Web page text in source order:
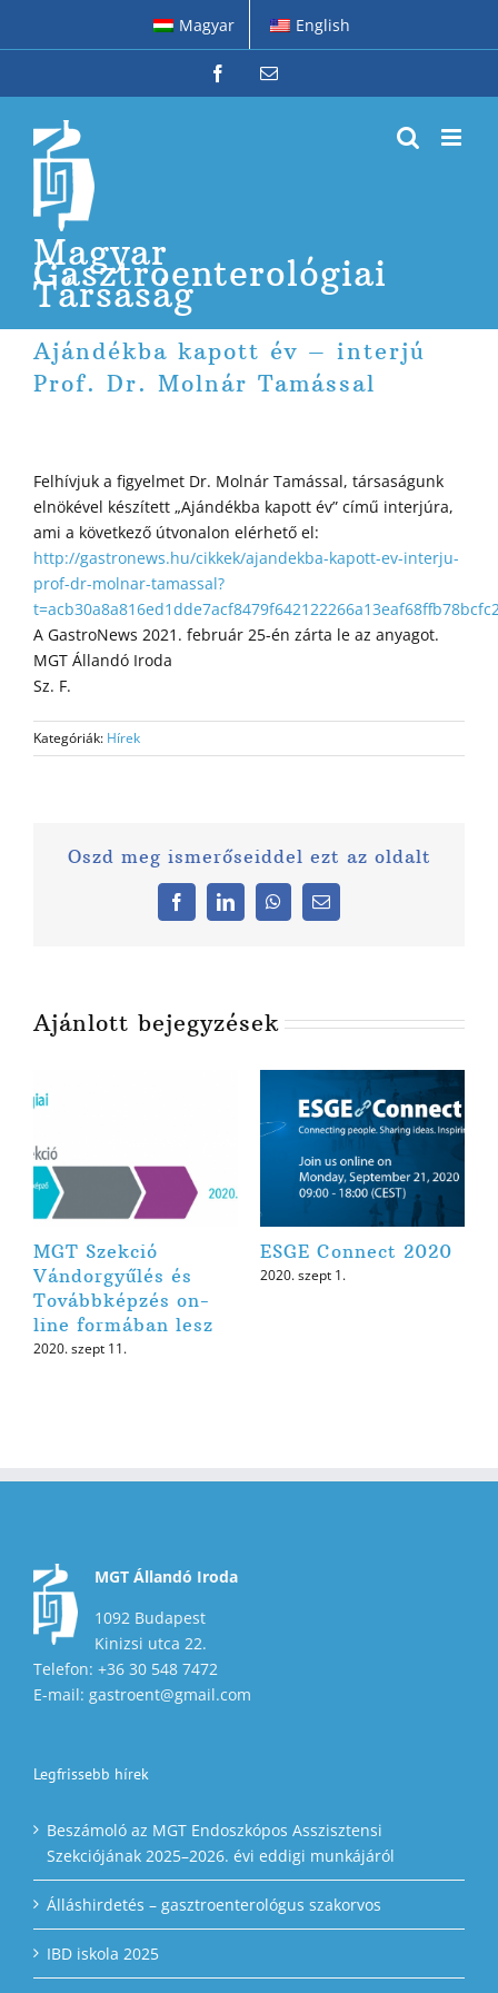
Magyar English
FacebookEmail:
Magyar
Gasztroenterológiai
Társaság
Ajándékba kapott év – interjú
Prof. Dr. Molnár Tamással
Felhívjuk a figyelmet Dr. Molnár Tamással, társaságunk
elnökével készített „Ajándékba kapott év” című interjúra,
ami a következő útvonalon elérhető el:
http://gastronews.hu/cikkek/ajandekba-kapott-ev-interju-
prof-dr-molnar-tamassal?
A GastroNews 2021. február 25-én zárta le az anyagot.
MGT Állandó Iroda
Sz. F.
Kategóriák: Hírek
Oszd meg ismerőseiddel ezt az oldalt
FacebookLinkedInWhatsAppEmail:
Ajánlott bejegyzések
MGT Szekció
Vándorgyűlés és
Továbbképzés on-
line formában lesz
2020. szept 11.
ESGE Connect 2020
2020. szept 1.
MGT Állandó Iroda
1092 Budapest
Kinizsi utca 22.
Telefon: +36 30 548 7472
E-mail: gastroent@gmail.com
Legfrissebb hírek
Beszámoló az MGT Endoszkópos Asszisztensi
Szekciójának 2025–2026. évi eddigi munkájáról
Álláshirdetés – gasztroenterológus szakorvos
IBD iskola 2025